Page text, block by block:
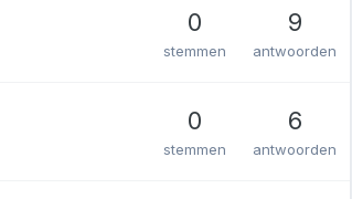
0
stemmen
9
antwoorden
0
stemmen
6
antwoorden